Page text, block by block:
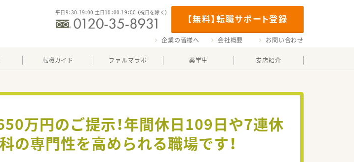
【無料】転職サポート登録
平日9：30-19：00 土日10：00-19：00 （祝日を除く）
企業の皆様へ 会社概要 お問い合わせ
転職ガイド ファルマラボ 薬学生 支店紹介
万円のご提示！年間休日109日や7連休
の専門性を高められる職場です！